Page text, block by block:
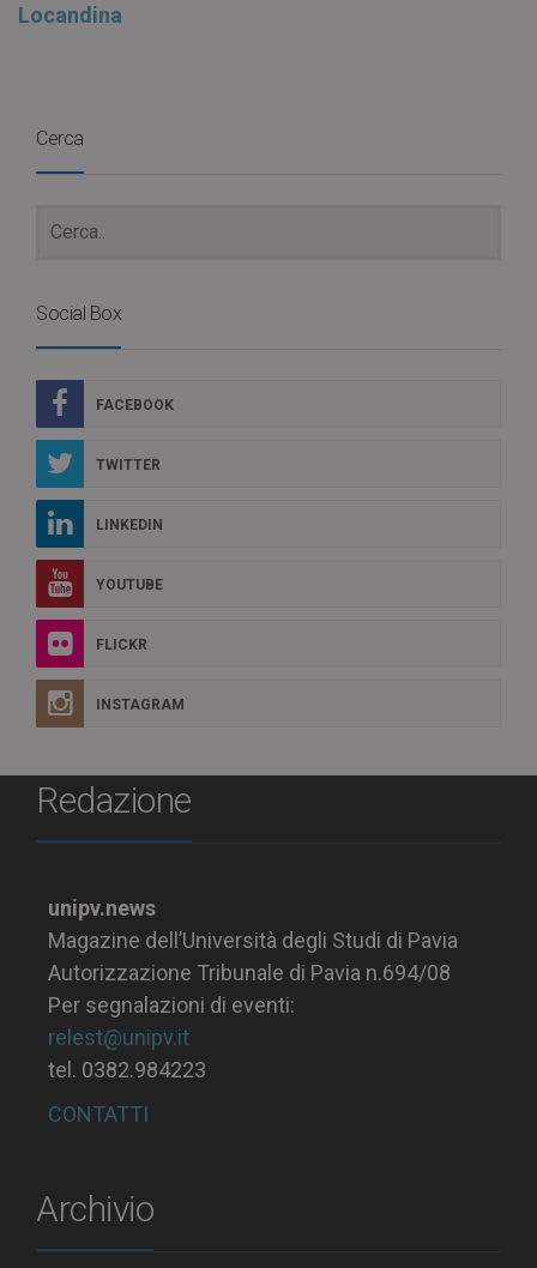
Locandina
Cerca
Social Box
FACEBOOK
TWITTER
LINKEDIN
YOUTUBE
FLICKR
INSTAGRAM
Redazione
unipv.news
Magazine dell’Università degli Studi di Pavia
Autorizzazione Tribunale di Pavia n.694/08
Per segnalazioni di eventi:
relest@unipv.it
tel. 0382.984223
CONTATTI
Archivio